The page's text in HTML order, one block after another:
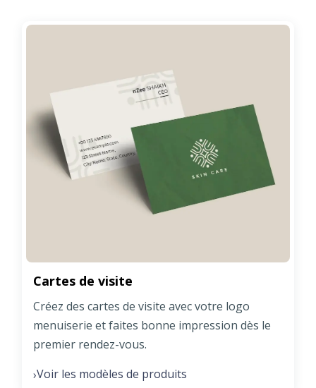
Cartes de visite
Créez des cartes de visite avec votre logo
menuiserie et faites bonne impression dès le
premier rendez-vous.
›Voir les modèles de produits